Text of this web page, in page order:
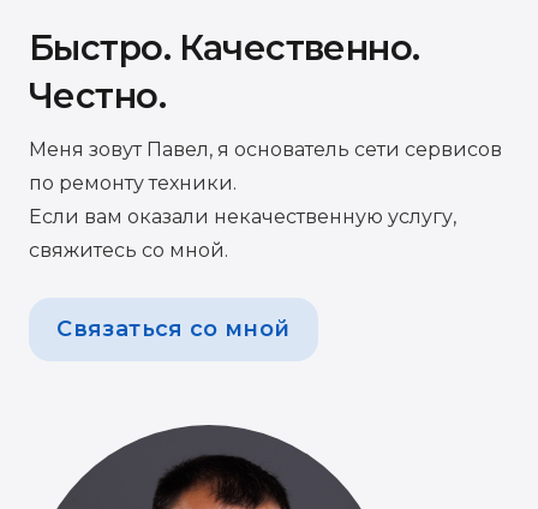
Быстро. Качественно.
Честно.
Меня зовут Павел, я основатель сети сервисов
по ремонту техники.
Если вам оказали некачественную услугу,
свяжитесь со мной.
Связаться со мной